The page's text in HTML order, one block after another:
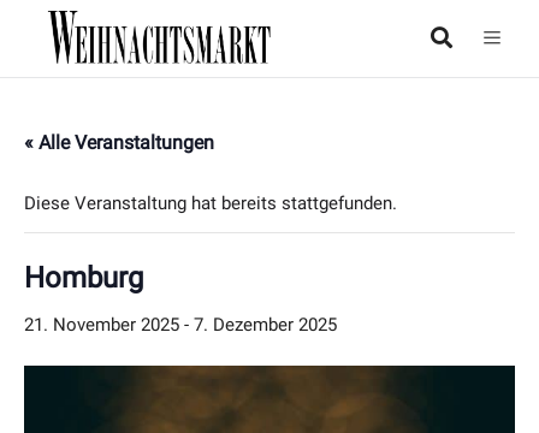
« Alle Veranstaltungen
Diese Veranstaltung hat bereits stattgefunden.
Homburg
21. November 2025 - 7. Dezember 2025